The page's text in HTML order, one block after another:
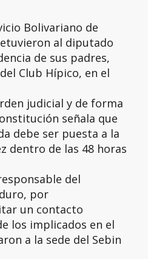
Bolivariano de
al diputado
de sus padres,
Club Hípico, en el
judicial y de forma
señala que
debe ser puesta a la
dentro de las 48 horas
del
por
un contacto
los implicados en el
a la sede del Sebin